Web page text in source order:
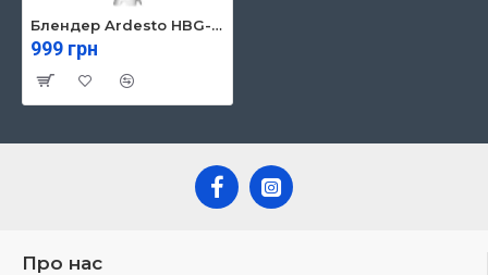
Блендер Ardesto HBG-600B
999 грн
Про нас